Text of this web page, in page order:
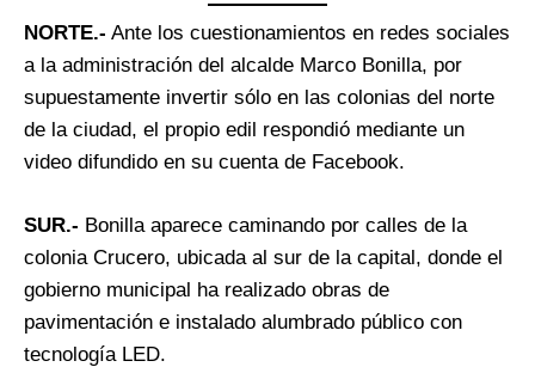
NORTE.- Ante los cuestionamientos en redes sociales
a la administración del alcalde Marco Bonilla, por
supuestamente invertir sólo en las colonias del norte
de la ciudad, el propio edil respondió mediante un
video difundido en su cuenta de Facebook.
SUR.- Bonilla aparece caminando por calles de la
colonia Crucero, ubicada al sur de la capital, donde el
gobierno municipal ha realizado obras de
pavimentación e instalado alumbrado público con
tecnología LED.